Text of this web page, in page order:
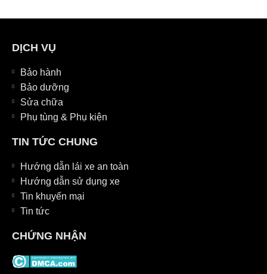
DỊCH VỤ
Bảo hành
Bảo dưỡng
Sửa chữa
Phụ tùng & Phụ kiện
TIN TỨC CHUNG
Hướng dẫn lái xe an toàn
Hướng dẫn sử dụng xe
Tin khuyến mại
Tin tức
CHỨNG NHẬN